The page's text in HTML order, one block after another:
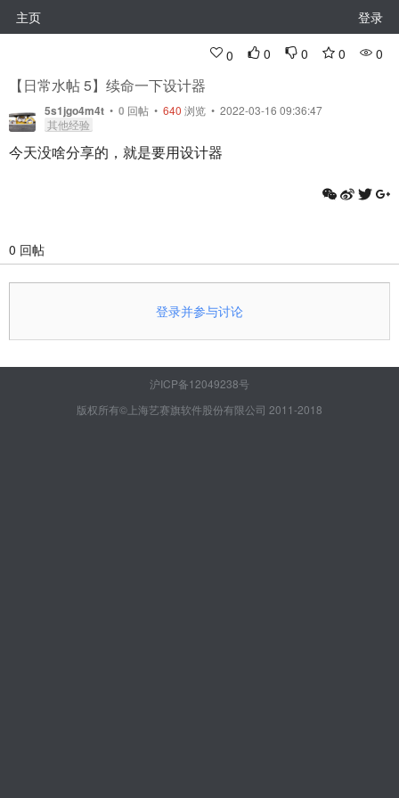
主页 登录
0 0 0 0 0
【日常水帖 5】续命一下设计器
5s1jgo4m4t • 0 回帖 • 640 浏览 • 2022-03-16 09:36:47
其他经验
今天没啥分享的，就是要用设计器
0 回帖
登录并参与讨论
沪ICP备12049238号
版权所有©上海艺赛旗软件股份有限公司 2011-2018